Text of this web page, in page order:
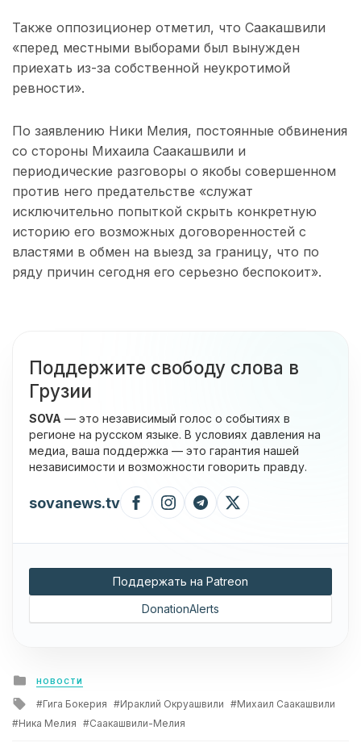
Также оппозиционер отметил, что Саакашвили
«перед местными выборами был вынужден
приехать из-за собственной неукротимой
ревности».
По заявлению Ники Мелия, постоянные обвинения
со стороны Михаила Саакашвили и
периодические разговоры о якобы совершенном
против него предательстве «служат
исключительно попыткой скрыть конкретную
историю его возможных договоренностей с
властями в обмен на выезд за границу, что по
ряду причин сегодня его серьезно беспокоит».
Поддержите свободу слова в
Грузии
SOVA — это независимый голос о событиях в
регионе на русском языке. В условиях давления на
медиа, ваша поддержка — это гарантия нашей
независимости и возможности говорить правду.
sovanews.tv
Поддержать на Patreon
DonationAlerts
Posted
in
НОВОСТИ
Tagged
with
Гига Бокерия Ираклий Окруашвили
Михаил Саакашвили
Ника Мелия
Саакашвили-Мелия